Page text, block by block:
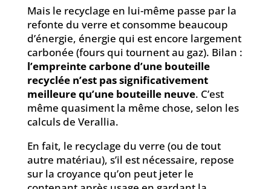
Mais le recyclage en lui-même passe par la
refonte du verre et consomme beaucoup
d’énergie, énergie qui est encore largement
carbonée (fours qui tournent au gaz). Bilan :
l’empreinte carbone d’une bouteille
recyclée n’est pas significativement
meilleure qu’une bouteille neuve. C’est
même quasiment la même chose, selon les
calculs de Verallia.
En fait, le recyclage du verre (ou de tout
autre matériau), s’il est nécessaire, repose
sur la croyance qu’on peut jeter le